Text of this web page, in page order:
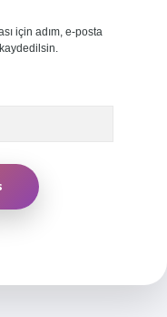
için adım, e-posta